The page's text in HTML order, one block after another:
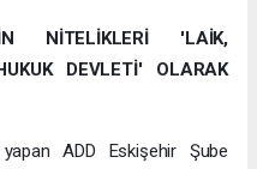
NİTELİKLERİ 'LAİK,
DEVLETİ' OLARAK
ADD Eskişehir Şube